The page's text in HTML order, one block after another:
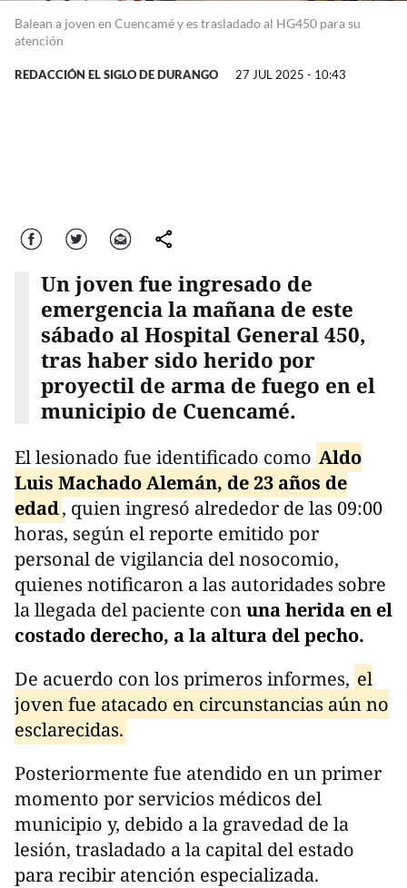
Balean a joven en Cuencamé y es trasladado al HG450 para su
atención
REDACCIÓN EL SIGLO DE DURANGO 27 JUL 2025 - 10:43
Facebook Twitter Correo comparte
Un joven fue ingresado de
emergencia la mañana de este
sábado al Hospital General 450,
tras haber sido herido por
proyectil de arma de fuego en el
municipio de Cuencamé.
El lesionado fue identificado como Aldo
Luis Machado Alemán, de 23 años de
edad, quien ingresó alrededor de las 09:00
horas, según el reporte emitido por
personal de vigilancia del nosocomio,
quienes notificaron a las autoridades sobre
la llegada del paciente conuna herida en el
costado derecho, a la altura del pecho.
De acuerdo con los primeros informes, el
joven fue atacado en circunstancias aún no
esclarecidas.
Posteriormente fue atendido en un primer
momento por servicios médicos del
municipio y, debido a la gravedad de la
lesión, trasladado a la capital del estado
para recibir atención especializada.